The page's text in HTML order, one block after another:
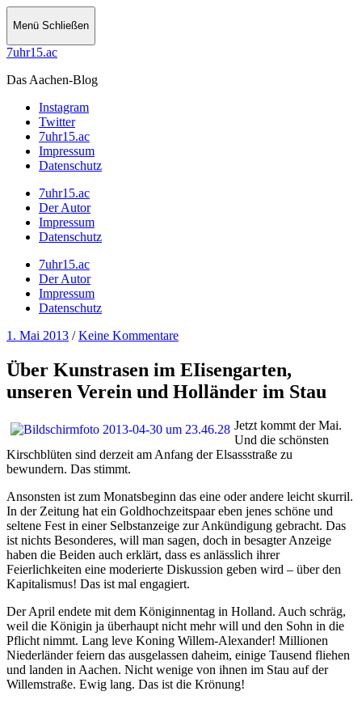
Menü Schließen
7uhr15.ac
Das Aachen-Blog
Instagram
Twitter
7uhr15.ac
Impressum
Datenschutz
7uhr15.ac
Der Autor
Impressum
Datenschutz
7uhr15.ac
Der Autor
Impressum
Datenschutz
1. Mai 2013 / Keine Kommentare
Über Kunstrasen im EIisengarten,
unseren Verein und Holländer im Stau
Jetzt kommt der Mai.
Und die schönsten
Kirschblüten sind derzeit am Anfang der Elsassstraße zu
bewundern. Das stimmt.
Ansonsten ist zum Monatsbeginn das eine oder andere leicht skurril.
In der Zeitung hat ein Goldhochzeitspaar eben jenes schöne und
seltene Fest in einer Selbstanzeige zur Ankündigung gebracht. Das
ist nichts Besonderes, will man sagen, doch in besagter Anzeige
haben die Beiden auch erklärt, dass es anlässlich ihrer
Feierlichkeiten eine moderierte Diskussion geben wird – über den
Kapitalismus! Das ist mal engagiert.
Der April endete mit dem Königinnentag in Holland. Auch schräg,
weil die Königin ja überhaupt nicht mehr will und den Sohn in die
Pflicht nimmt. Lang leve Koning Willem-Alexander! Millionen
Niederländer feiern das ausgelassen daheim, einige Tausend fliehen
und landen in Aachen. Nicht wenige von ihnen im Stau auf der
Willemstraße. Ewig lang. Das ist die Krönung!